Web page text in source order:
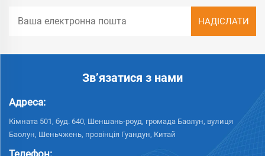
Зв’язатися з нами
Адреса:
Кімната 501, буд. 640, Шеншань-роуд, громада Баолун, вулиця
Баолун, Шеньчжень, провінція Гуандун, Китай
Телефон: